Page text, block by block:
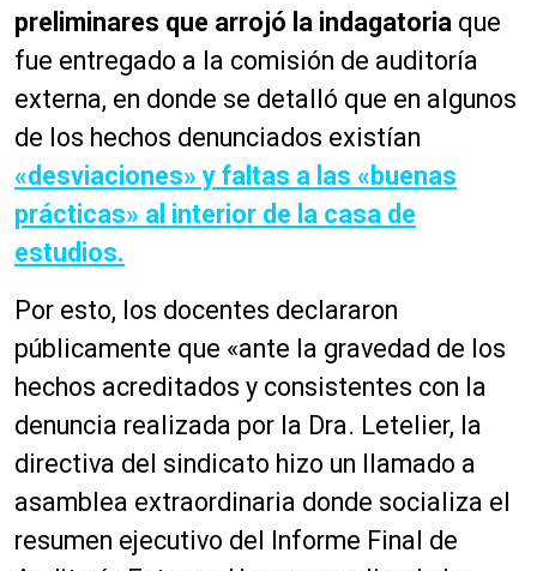
preliminares que arrojó la indagatoria que
fue entregado a la comisión de auditoría
externa, en donde se detalló que en algunos
de los hechos denunciados existían
«desviaciones» y faltas a las «buenas
prácticas» al interior de la casa de
estudios.
Por esto, los docentes declararon
públicamente que «ante la gravedad de los
hechos acreditados y consistentes con la
denuncia realizada por la Dra. Letelier, la
directiva del sindicato hizo un llamado a
asamblea extraordinaria donde socializa el
resumen ejecutivo del Informe Final de